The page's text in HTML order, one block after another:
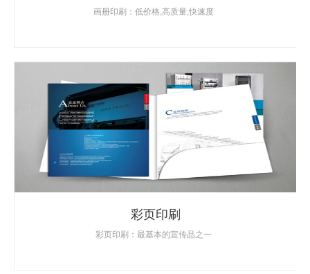
画册印刷：低价格,高质量,快速度
彩页印刷
彩页印刷：最基本的宣传品之一